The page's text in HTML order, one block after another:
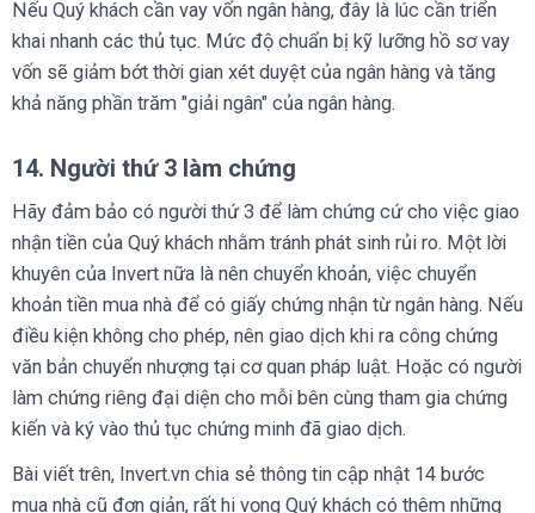
Nếu Quý khách cần vay vốn ngân hàng, đây là lúc cần triển
khai nhanh các thủ tục. Mức độ chuẩn bị kỹ lưỡng hồ sơ vay
vốn sẽ giảm bớt thời gian xét duyệt của ngân hàng và tăng
khả năng phần trăm "giải ngân" của ngân hàng.
14. Người thứ 3 làm chứng
Hãy đảm bảo có người thứ 3 để làm chứng cứ cho việc giao
nhận tiền của Quý khách nhằm tránh phát sinh rủi ro. Một lời
khuyên của Invert nữa là nên chuyển khoản, việc chuyển
khoản tiền mua nhà để có giấy chứng nhận từ ngân hàng. Nếu
điều kiện không cho phép, nên giao dịch khi ra công chứng
văn bản chuyển nhượng tại cơ quan pháp luật. Hoặc có người
làm chứng riêng đại diện cho mỗi bên cùng tham gia chứng
kiến và ký vào thủ tục chứng minh đã giao dịch.
Bài viết trên, Invert.vn chia sẻ thông tin cập nhật 14 bước
mua nhà cũ đơn giản, rất hi vọng Quý khách có thêm những